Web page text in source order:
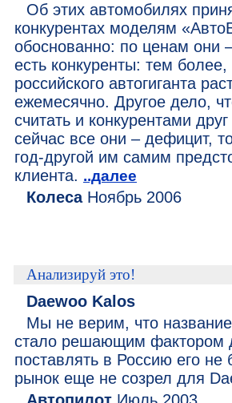
Об этих автомобилях
конкурентах моделям
обоснованно: по ценам они
есть конкуренты: тем более,
российского автогиганта
ежемесячно. Другое дело,
считать и конкурентами
сейчас все они – дефицит,
год-другой им самим
клиента. ..далее
КолесаНоябрь 2006
Анализируй это!
Daewoo Kalos
Мы не верим, что
стало решающим фактором
поставлять в Россию его не
рынок еще не созрел для